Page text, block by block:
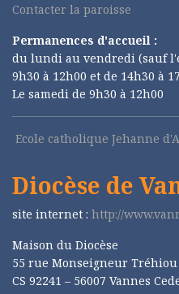
Contacter la paroisse
Permanences d'accueil :
du lundi au vendredi (sauf
9h30 à 12h00 et de 14h30 à
Le samedi de 9h30 à 12h00
Ecole catholique Jehanne
Diocèse de
site internet : http://
Maison du Diocèse
55 rue Monseigneur Tréhiou
CS 92241 – 56007 Vannes